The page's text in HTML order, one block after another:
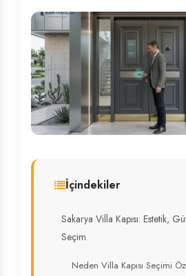
İçindekiler
Sakarya Villa Kapısı: Estetik,
Seçim
Neden Villa Kapısı Seçimi